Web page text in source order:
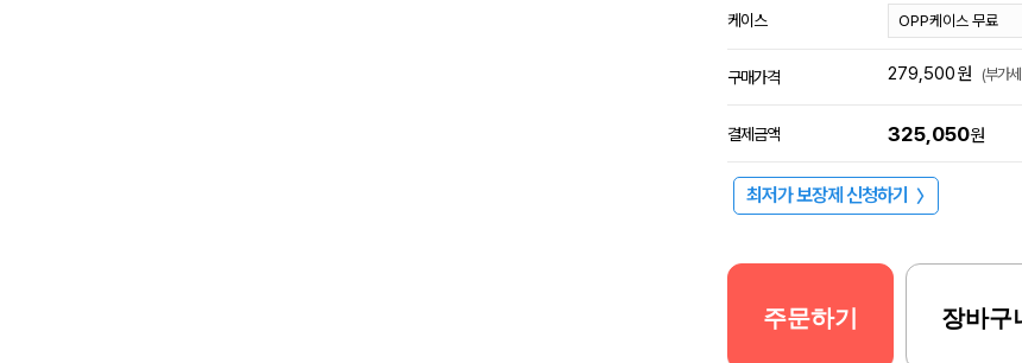
케이스
구매가격 279,500원 (부가
결제금액 325,050원
최저가 보장제 신청하기 〉
주문하기 장바구